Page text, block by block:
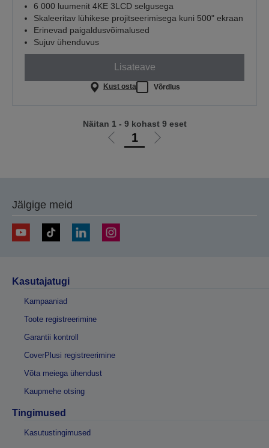
6 000 luumenit 4KE 3LCD selgusega
Skaleeritav lühikese projitseerimisega kuni 500" ekraan
Erinevad paigaldusvõimalused
Sujuv ühenduvus
Lisateave
Kust osta Võrdlus
Liigu1
Liigu
Näitan 1 - 9 kohast 9 eset
Jälgige meid
Kasutajatugi
Kampaaniad
Toote registreerimine
Garantii kontroll
CoverPlusi registreerimine
Võta meiega ühendust
Kaupmehe otsing
Tingimused
Kasutustingimused